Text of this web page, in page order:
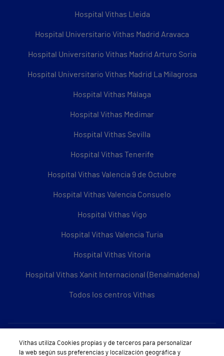
Hospital Vithas Lleida
Hospital Universitario Vithas Madrid Aravaca
Hospital Universitario Vithas Madrid Arturo Soria
Hospital Universitario Vithas Madrid La Milagrosa
Hospital Vithas Málaga
Hospital Vithas Medimar
Hospital Vithas Sevilla
Hospital Vithas Tenerife
Hospital Vithas Valencia 9 de Octubre
Hospital Vithas Valencia Consuelo
Hospital Vithas Vigo
Hospital Vithas Valencia Turia
Hospital Vithas Vitoria
Hospital Vithas Xanit Internacional (Benalmádena)
Todos los centros Vithas
Sobre Vithas
Vithas utiliza Cookies propias y de terceros para personalizar
la web según sus preferencias y localización geográfica y